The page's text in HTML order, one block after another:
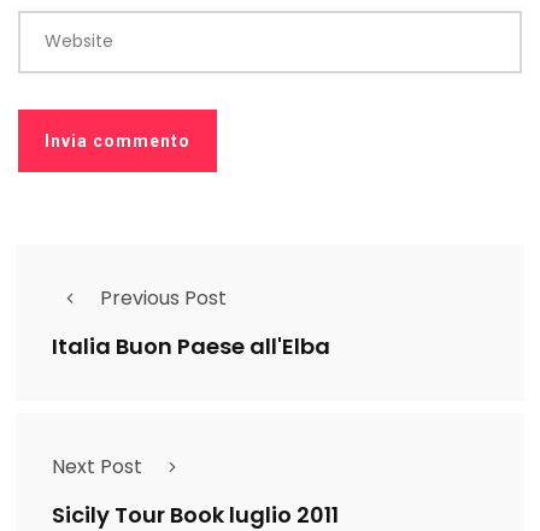
Website
Previous Post
Italia Buon Paese all'Elba
Next Post
Sicily Tour Book luglio 2011